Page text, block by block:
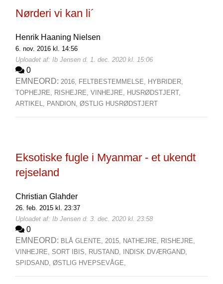
Nørderi vi kan li´
Henrik Haaning Nielsen
6. nov. 2016 kl. 14:56
Uploadet af: Ib Jensen d. 1. dec. 2020 kl. 15:06
0
EMNEORD: 2016, FELTBESTEMMELSE, HYBRIDER,
TOPHEJRE, RISHEJRE, VINHEJRE, HUSRØDSTJERT,
ARTIKEL, PANDION, ØSTLIG HUSRØDSTJERT
Eksotiske fugle i Myanmar - et ukendt
rejseland
Christian Glahder
26. feb. 2015 kl. 23:37
Uploadet af: Ib Jensen d. 3. dec. 2020 kl. 23:58
0
EMNEORD: BLÅ GLENTE, 2015, NATHEJRE, RISHEJRE,
VINHEJRE, SORT IBIS, RUSTAND,
INDISK DVÆRGAND,
SPIDSAND, ØSTLIG HVEPSEVÅGE,